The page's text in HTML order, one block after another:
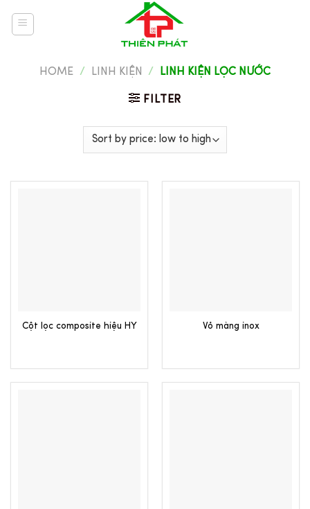
HOME / LINH KIỆN / LINH KIỆN LỌC NƯỚC
FILTER
Cột lọc composite hiệu HY Vỏ màng inox